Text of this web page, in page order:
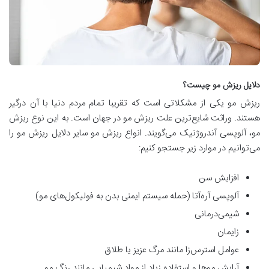
دلایل ریزش مو چیست؟
ریزش مو یکی از مشکلاتی است که تقریبا تمام مردم دنیا با آن درگیر
هستند. وراثت شایع‌ترین علت ریزش مو در جهان است. به این نوع ریزش
مو، آلوپسی آندروژنیک می‌گویند. انواع ریزش مو سایر دلایل ریزش مو را
می‌توانیم در موارد زیر جستجو کنیم:
افزایش سن
آلوپسی آره‌آتا (حمله سیستم ایمنی بدن به فولیکول‌های مو)
شیمی‌درمانی
زایمان
عوامل استرس‌زا مانند مرگ عزیز یا طلاق